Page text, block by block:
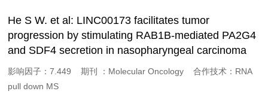
He S W. et al: LINC00173 facilitates tumor
progression by stimulating RAB1B-mediated PA2G4
and SDF4 secretion in nasopharyngeal carcinoma
影响因子：7.449 期刊 ：Molecular Oncology 合作技术：RNA
pull down MS